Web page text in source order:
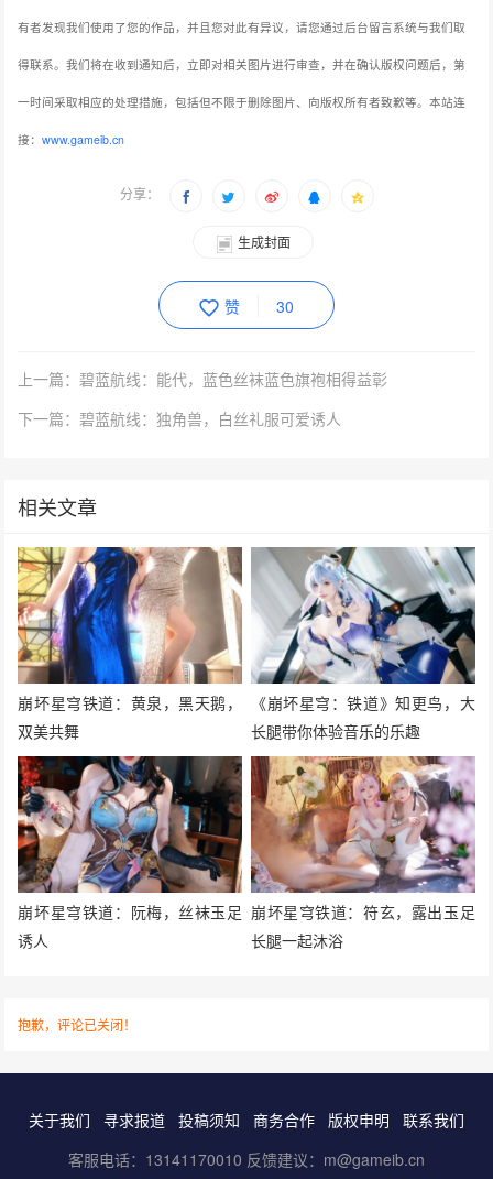
有者发现我们使用了您的作品，并且您对此有异议，请您通过后台留言系统与我们取
得联系。我们将在收到通知后，立即对相关图片进行审查，并在确认版权问题后，第
一时间采取相应的处理措施，包括但不限于删除图片、向版权所有者致歉等。本站连
接：www.gameib.cn
分享：
生成封面
赞 30
上一篇：碧蓝航线：能代，蓝色丝袜蓝色旗袍相得益彰
下一篇：碧蓝航线：独角兽，白丝礼服可爱诱人
相关文章
崩坏星穹铁道：黄泉，黑天鹅，
双美共舞
《崩坏星穹：铁道》知更鸟，大
长腿带你体验音乐的乐趣
崩坏星穹铁道：阮梅，丝袜玉足
诱人
崩坏星穹铁道：符玄，露出玉足
长腿一起沐浴
抱歉，评论已关闭！
关于我们 寻求报道 投稿须知 商务合作 版权申明
联系我们
客服电话：13141170010 反馈建议：m@gameib.cn